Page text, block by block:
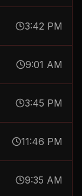
3:42 PM
9:01 AM
3:45 PM
11:46 PM
9:35 AM